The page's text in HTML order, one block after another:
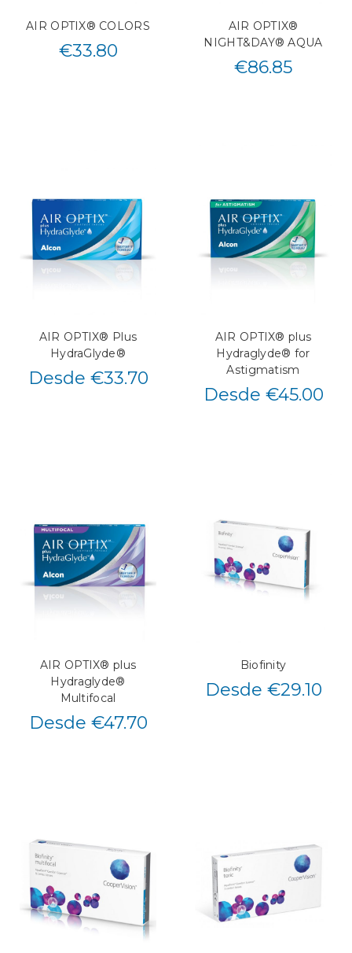
AIR OPTIX® COLORS
€33.80
AIR OPTIX®
NIGHT&DAY® AQUA
€86.85
AIR OPTIX® Plus
HydraGlyde®
Desde €33.70
AIR OPTIX® plus
Hydraglyde® for
Astigmatism
Desde €45.00
AIR OPTIX® plus
Hydraglyde®
Multifocal
Desde €47.70
Biofinity
Desde €29.10